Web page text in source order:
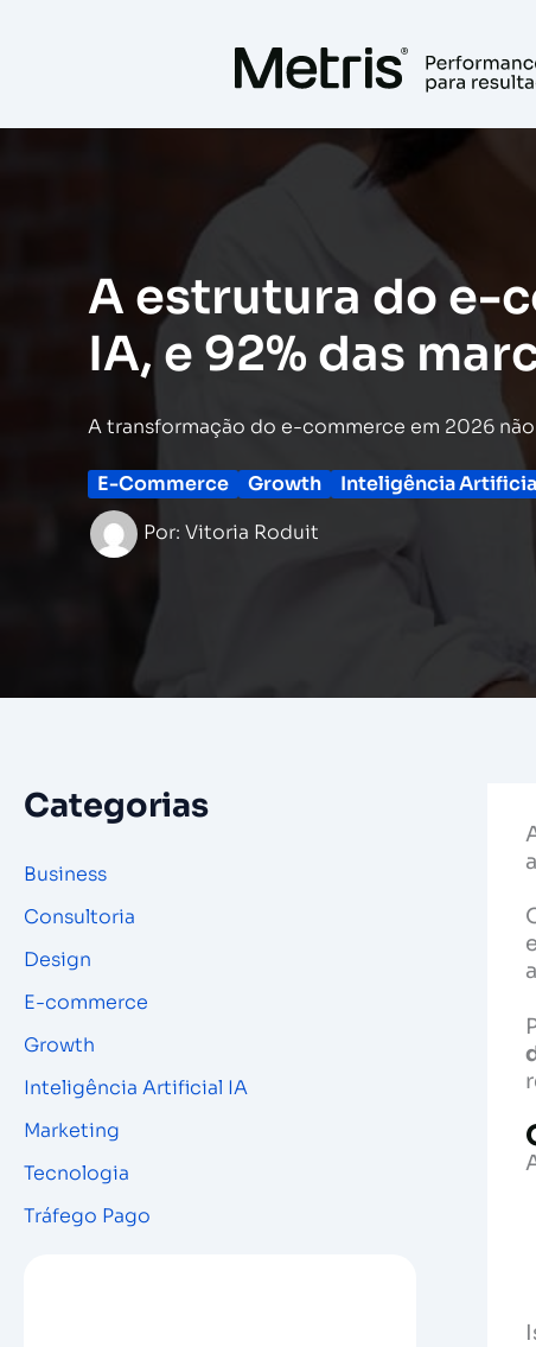
A estrutura do e-
IA, e 92% das
A transformação do e-commerce em 2026
E-Commerce Growth Inteligência
Por: Vitoria Roduit
Categorias
Business
Consultoria
Design
E-commerce
Growth
Inteligência Artificial IA
Marketing
Tecnologia
Tráfego Pago